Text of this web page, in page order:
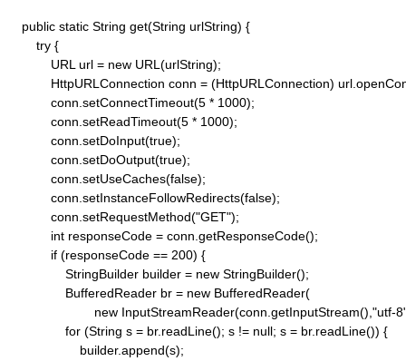
    public static String get(String urlString) {
        try {
            URL url = new URL(urlString);
HttpURLConnection conn = (HttpURLConnection)
            conn.setConnectTimeout(5 * 1000);
            conn.setReadTimeout(5 * 1000);
            conn.setDoInput(true);
            conn.setDoOutput(true);
            conn.setUseCaches(false);
            conn.setInstanceFollowRedirects(false);
            conn.setRequestMethod("GET");
            int responseCode = conn.getResponseCode();
            if (responseCode == 200) {
                StringBuilder builder = new StringBuilder();
                BufferedReader br = new BufferedReader(
new InputStreamReader(conn.getInputStream(),"utf-
                for (String s = br.readLine(); s != null; s = br.readLine()) {
                    builder.append(s);